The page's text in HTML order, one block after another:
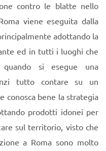
contro le blatte nello
viene eseguita dalla
adottando la
ed in tutti i luoghi che
quando si esegue una
tutto contare su un
conosca bene la strategia
prodotti idonei per
sul territorio, visto che
a Roma sono molto